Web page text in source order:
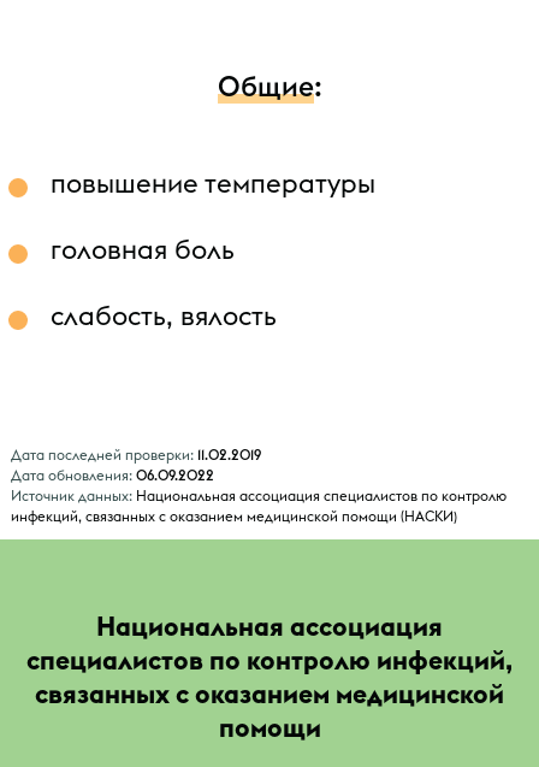
Общие:
повышение температуры
головная боль
слабость, вялость
Дата последней проверки: 11.02.2019
Дата обновления: 06.09.2022
Источник данных: Национальная ассоциация специалистов по контролю
инфекций, связанных с оказанием медицинской помощи (НАСКИ)
Национальная ассоциация
специалистов по контролю инфекций,
связанных с оказанием медицинской
помощи